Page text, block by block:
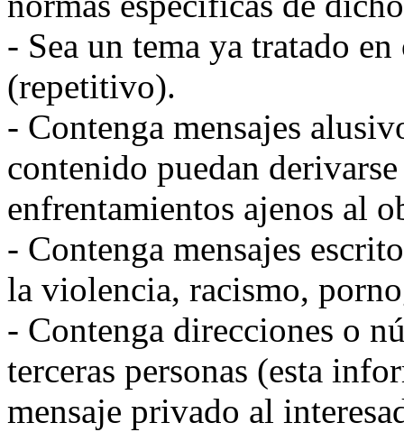
- Sea un tema ya tratado
(repetitivo).
- Contenga mensajes
contenido puedan
enfrentamientos ajenos al
- Contenga mensajes
la violencia, racismo,
- Contenga direcciones o
terceras personas (esta
mensaje privado al